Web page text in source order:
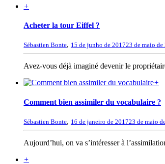
+
Acheter la tour Eiffel ?
Sébastien Bonte, 15 de junho de 201723 de maio de
Avez-vous déjà imaginé devenir le
+
Comment bien assimiler du vocabulaire ?
Sébastien Bonte, 16 de janeiro de 201723 de maio
Aujourd’hui, on va s’intéresser à
+